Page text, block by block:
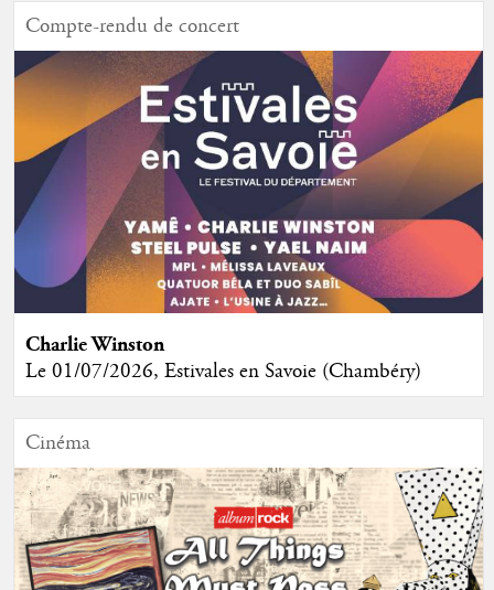
Compte-rendu de concert
Charlie Winston
Le 01/07/2026, Estivales en Savoie (Chambéry)
Cinéma